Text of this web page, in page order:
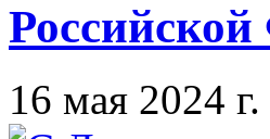
16 мая 2024 г.